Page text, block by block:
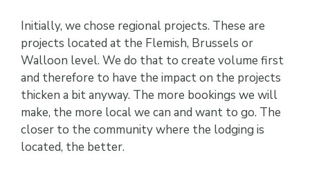
Initially, we chose regional projects. These are
projects located at the Flemish, Brussels or
Walloon level. We do that to create volume first
and therefore to have the impact on the projects
thicken a bit anyway. The more bookings we will
make, the more local we can and want to go. The
closer to the community where the lodging is
located, the better.